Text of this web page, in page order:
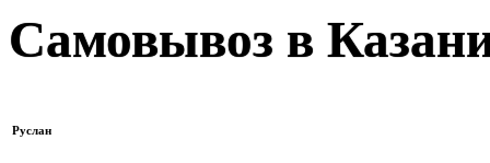
Самовывоз в
Руслан